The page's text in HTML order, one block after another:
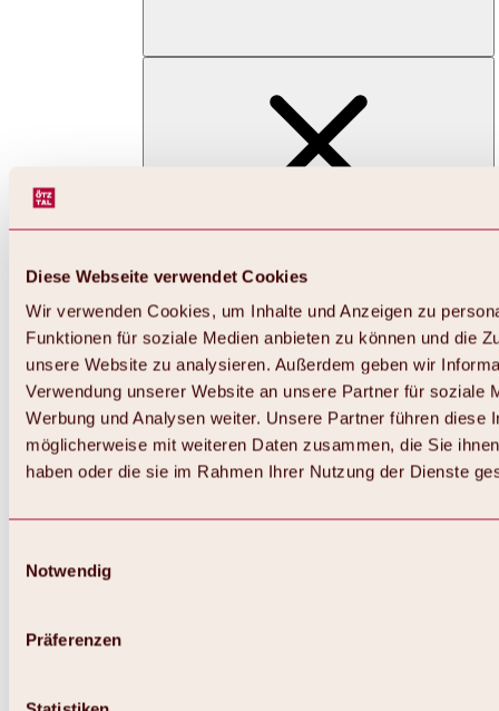
Diese Webseite verwendet Cookies
Wir verwenden Cookies, um Inhalte und Anzeigen zu
Funktionen für soziale Medien anbieten zu können und die
unsere Website zu analysieren. Außerdem geben wir
Verwendung unserer Website an unsere Partner für soziale
Werbung und Analysen weiter. Unsere Partner führen diese
möglicherweise mit weiteren Daten zusammen, die Sie
haben oder die sie im Rahmen Ihrer Nutzung der Dienste
Notwendig
Präferenzen